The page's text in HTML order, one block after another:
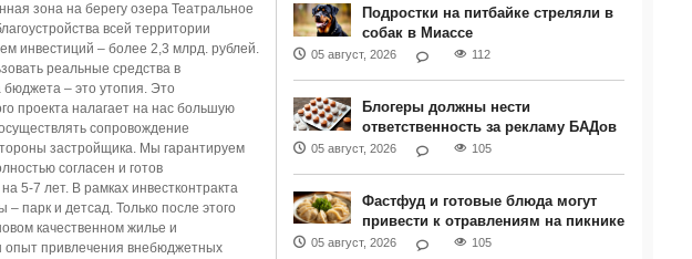
зона на берегу озера Театральное
всей территории
инвестиций – более 2,3 млрд. рублей.
реальные средства в
бюджета – это утопия. Это
проекта налагает на нас большую
сопровождение
застройщика. Мы гарантируем
согласен и готов
5-7 лет. В рамках инвестконтракта
парк и детсад. Только после этого
качественном жилье и
опыт привлечения внебюджетных
Подростки на питбайке стреляли в
собак в Миассе
05 август, 2026 112
Блогеры должны нести
ответственность за рекламу БАДов
05 август, 2026 105
Фастфуд и готовые блюда могут
привести к отравлениям на пикнике
05 август, 2026 105